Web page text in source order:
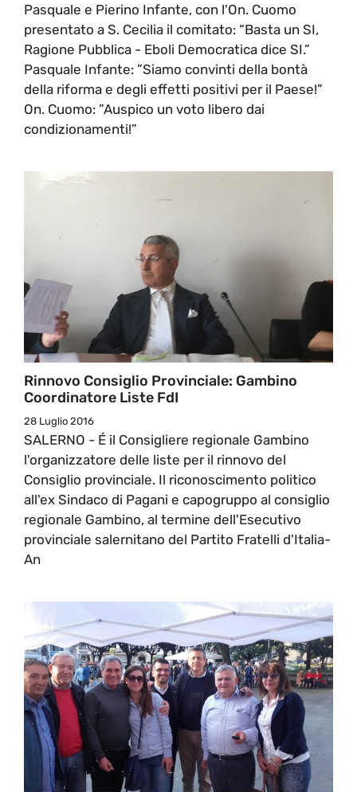
Pasquale e Pierino Infante, con l'On. Cuomo
presentato a S. Cecilia il comitato: “Basta un SI,
Ragione Pubblica - Eboli Democratica dice SI.”
Pasquale Infante: ”Siamo convinti della bontà
della riforma e degli effetti positivi per il Paese!”
On. Cuomo: ”Auspico un voto libero dai
condizionamenti!”
Rinnovo Consiglio Provinciale: Gambino
Coordinatore Liste FdI
28 Luglio 2016
SALERNO - É il Consigliere regionale Gambino
l'organizzatore delle liste per il rinnovo del
Consiglio provinciale. Il riconoscimento politico
all'ex Sindaco di Pagani e capogruppo al consiglio
regionale Gambino, al termine dell'Esecutivo
provinciale salernitano del Partito Fratelli d'Italia-
An